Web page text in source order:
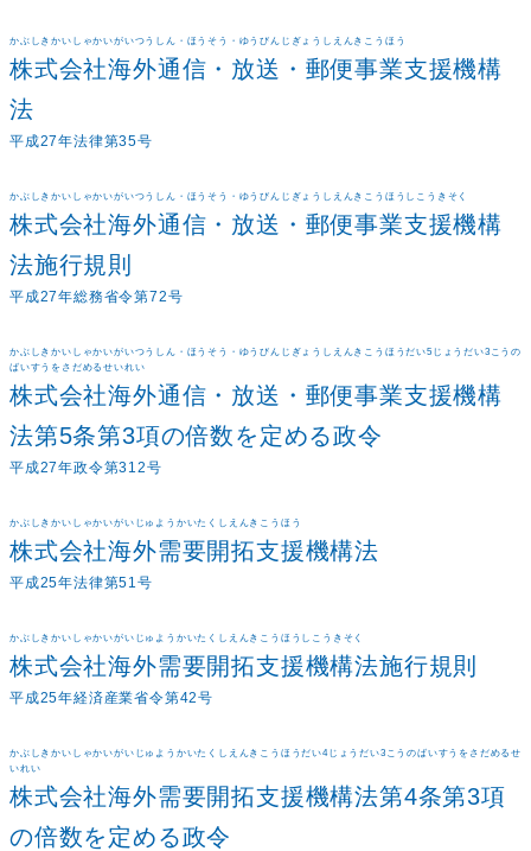
かぶしきかいしゃかいがいつうしん・ほうそう・ゆうびんじぎょうしえんきこうほう
株式会社海外通信・放送・郵便事業支援機構
法
平成27年法律第35号
かぶしきかいしゃかいがいつうしん・ほうそう・ゆうびんじぎょうしえんきこうほうしこうきそく
株式会社海外通信・放送・郵便事業支援機構
法施行規則
平成27年総務省令第72号
かぶしきかいしゃかいがいつうしん・ほうそう・ゆうびんじぎょうしえんきこうほうだい5じょうだい3こうの
ばいすうをさだめるせいれい
株式会社海外通信・放送・郵便事業支援機構
法第5条第3項の倍数を定める政令
平成27年政令第312号
かぶしきかいしゃかいがいじゅようかいたくしえんきこうほう
株式会社海外需要開拓支援機構法
平成25年法律第51号
かぶしきかいしゃかいがいじゅようかいたくしえんきこうほうしこうきそく
株式会社海外需要開拓支援機構法施行規則
平成25年経済産業省令第42号
かぶしきかいしゃかいがいじゅようかいたくしえんきこうほうだい4じょうだい3こうのばいすうをさだめるせ
いれい
株式会社海外需要開拓支援機構法第4条第3項
の倍数を定める政令